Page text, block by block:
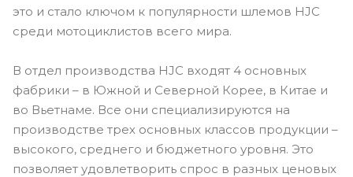
это и стало ключом к популярности шлемов HJC
среди мотоциклистов всего мира.
В отдел производства HJC входят 4 основных
фабрики – в Южной и Северной Корее, в Китае и
во Вьетнаме. Все они специализируются на
производстве трех основных классов продукции –
высокого, среднего и бюджетного уровня. Это
позволяет удовлетворить спрос в разных ценовых